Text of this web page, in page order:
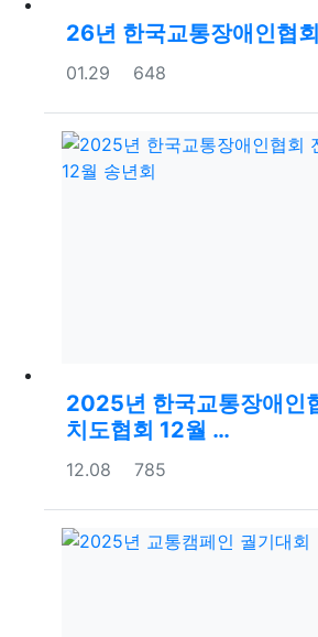
26년 한국교통장애인협
등록일
01.29 조회
648
2025년 한국교통장애인
치도협회 12월 …
등록일
12.08 조회
785